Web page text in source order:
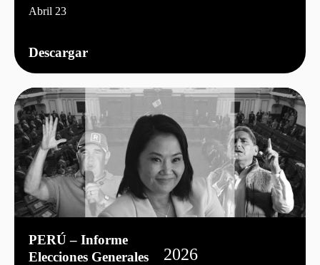
Abril 23
Descargar
PERÚ – Informe
Elecciones Generales
2026